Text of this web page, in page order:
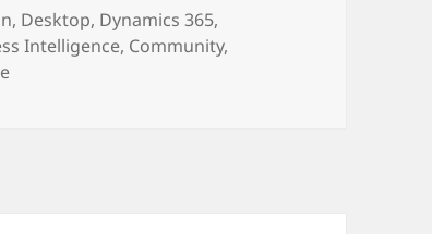
, Desktop, Dynamics 365,
Intelligence, Community,